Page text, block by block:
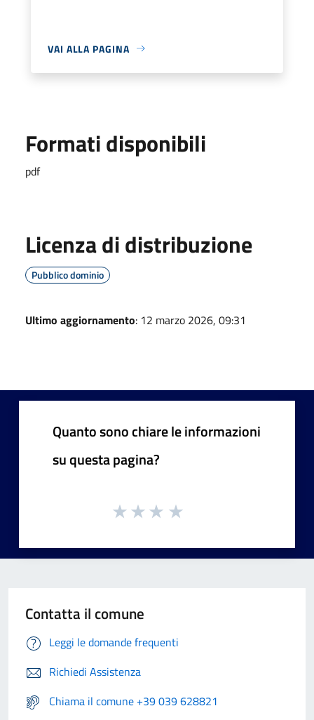
VAI ALLA PAGINA
Formati disponibili
pdf
Licenza di distribuzione
Pubblico dominio
Ultimo aggiornamento: 12 marzo 2026, 09:31
Quanto sono chiare le informazioni
su questa pagina?
Contatta il comune
Leggi le domande frequenti
Richiedi Assistenza
Chiama il comune +39 039 628821